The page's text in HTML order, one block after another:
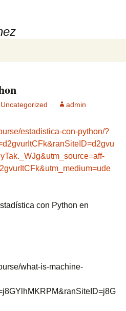
Uncategorized admin
estadistica-con-python/?
con Python en
what-is-machine-